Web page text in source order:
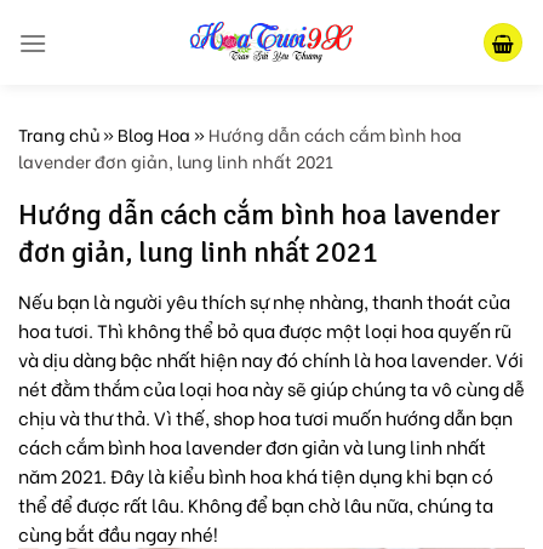
Trang chủ»Blog Hoa»Hướng dẫn cách cắm bình hoa
lavender đơn giản, lung linh nhất 2021
Hướng dẫn cách cắm bình hoa lavender
đơn giản, lung linh nhất 2021
Nếu bạn là người yêu thích sự nhẹ nhàng, thanh thoát của
hoa tươi. Thì không thể bỏ qua được một loại hoa quyến rũ
và dịu dàng bậc nhất hiện nay đó chính là hoa lavender. Với
nét đằm thắm của loại hoa này sẽ giúp chúng ta vô cùng dễ
chịu và thư thả. Vì thế, shop hoa tươi muốn hướng dẫn bạn
cách cắm bình hoa lavender đơn giản và lung linh nhất
năm 2021. Đây là kiểu bình hoa khá tiện dụng khi bạn có
thể để được rất lâu. Không để bạn chờ lâu nữa, chúng ta
cùng bắt đầu ngay nhé!